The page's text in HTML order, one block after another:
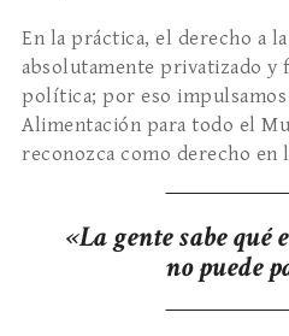
En la práctica, el derecho a
absolutamente privatizado y
política; por eso impulsamos
Alimentación para todo el
reconozca como derecho en
«La gente sabe qué
no puede